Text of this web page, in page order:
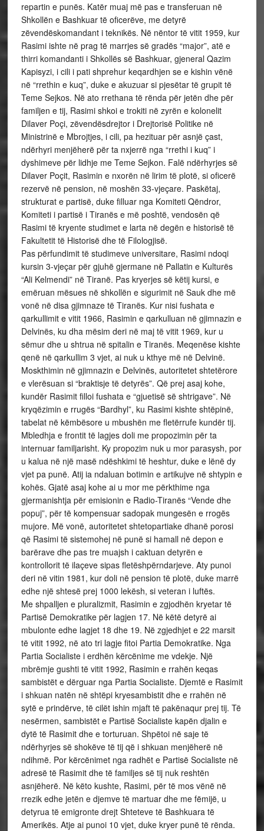
repartin e punës. Katër muaj më pas e transferuan në
Shkollën e Bashkuar të oficerëve, me detyrë
zëvendëskomandant i teknikës. Në nëntor të vitit 1959, kur
Rasimi ishte në prag të marrjes së gradës “major”, atë e
thirri komandanti i Shkollës së Bashkuar, gjeneral Qazim
Kapisyzi, i cili i pati shprehur keqardhjen se e kishin vënë
në “rrethin e kuq”, duke e akuzuar si pjesëtar të grupit të
Teme Sejkos. Në ato rrethana të rënda për jetën dhe për
familjen e tij, Rasimi shkoi e trokiti në zyrën e kolonelit
Dilaver Poçi, zëvendësdrejtor i Drejtorisë Politike në
Ministrinë e Mbrojtjes, i cili, pa hezituar për asnjë çast,
ndërhyri menjëherë për ta nxjerrë nga “rrethi i kuq” i
dyshimeve për lidhje me Teme Sejkon. Falë ndërhyrjes së
Dilaver Poçit, Rasimin e nxorën në lirim të plotë, si oficerë
rezervë në pension, në moshën 33-vjeçare. Paskëtaj,
strukturat e partisë, duke filluar nga Komiteti Qëndror,
Komiteti i partisë i Tiranës e më poshtë, vendosën që
Rasimi të kryente studimet e larta në degën e historisë të
Fakultetit të Historisë dhe të Filologjisë.
Pas përfundimit të studimeve universitare, Rasimi ndoqi
kursin 3-vjeçar për gjuhë gjermane në Pallatin e Kulturës
“Ali Kelmendi” në Tiranë. Pas kryerjes së këtij kursi, e
emëruan mësues në shkollën e sigurimit në Sauk dhe më
vonë në disa gjimnaze të Tiranës. Kur nisi fushata e
qarkullimit e vitit 1966, Rasimin e qarkulluan në gjimnazin e
Delvinës, ku dha mësim deri në maj të vitit 1969, kur u
sëmur dhe u shtrua në spitalin e Tiranës. Meqenëse kishte
qenë në qarkullim 3 vjet, ai nuk u kthye më në Delvinë.
Moskthimin në gjimnazin e Delvinës, autoritetet shtetërore
e vlerësuan si “braktisje të detyrës”. Që prej asaj kohe,
kundër Rasimit filloi fushata e “gjuetisë së shtrigave”. Në
kryqëzimin e rrugës “Bardhyl”, ku Rasimi kishte shtëpinë,
tabelat në këmbësore u mbushën me fletërrufe kundër tij.
Mbledhja e frontit të lagjes doli me propozimin për ta
internuar familjarisht. Ky propozim nuk u mor parasysh, por
u kalua në një masë ndëshkimi të heshtur, duke e lënë dy
vjet pa punë. Atij ia ndaluan botimin e artikujve në shtypin e
kohës. Gjatë asaj kohe ai u mor me përkthime nga
gjermanishtja për emisionin e Radio-Tiranës “Vende dhe
popuj”, për të kompensuar sadopak mungesën e rrogës
mujore. Më vonë, autoritetet shtetopartiake dhanë porosi
që Rasimi të sistemohej në punë si hamall në depon e
barërave dhe pas tre muajsh i caktuan detyrën e
kontrollorit të ilaçeve sipas fletëshpërndarjeve. Aty punoi
deri në vitin 1981, kur doli në pension të plotë, duke marrë
edhe një shtesë prej 1000 lekësh, si veteran i luftës.
Me shpalljen e pluralizmit, Rasimin e zgjodhën kryetar të
Partisë Demokratike për lagjen 17. Në këtë detyrë ai
mbulonte edhe lagjet 18 dhe 19. Në zgjedhjet e 22 marsit
të vitit 1992, në ato tri lagje fitoi Partia Demokratike. Nga
Partia Socialiste i erdhën kërcënime me vdekje. Një
mbrëmje gushti të vitit 1992, Rasimin e rrahën keqas
sambistët e dërguar nga Partia Socialiste. Djemtë e Rasimit
i shkuan natën në shtëpi kryesambistit dhe e rrahën në
sytë e prindërve, të cilët ishin mjaft të pakënaqur prej tij. Të
nesërmen, sambistët e Partisë Socialiste kapën djalin e
dytë të Rasimit dhe e torturuan. Shpëtoi në saje të
ndërhyrjes së shokëve të tij që i shkuan menjëherë në
ndihmë. Por kërcënimet nga radhët e Partisë Socialiste në
adresë të Rasimit dhe të familjes së tij nuk reshtën
asnjëherë. Në këto kushte, Rasimi, për të mos vënë në
rrezik edhe jetën e djemve të martuar dhe me fëmijë, u
detyrua të emigronte drejt Shteteve të Bashkuara të
Amerikës. Atje ai punoi 10 vjet, duke kryer punë të rënda.